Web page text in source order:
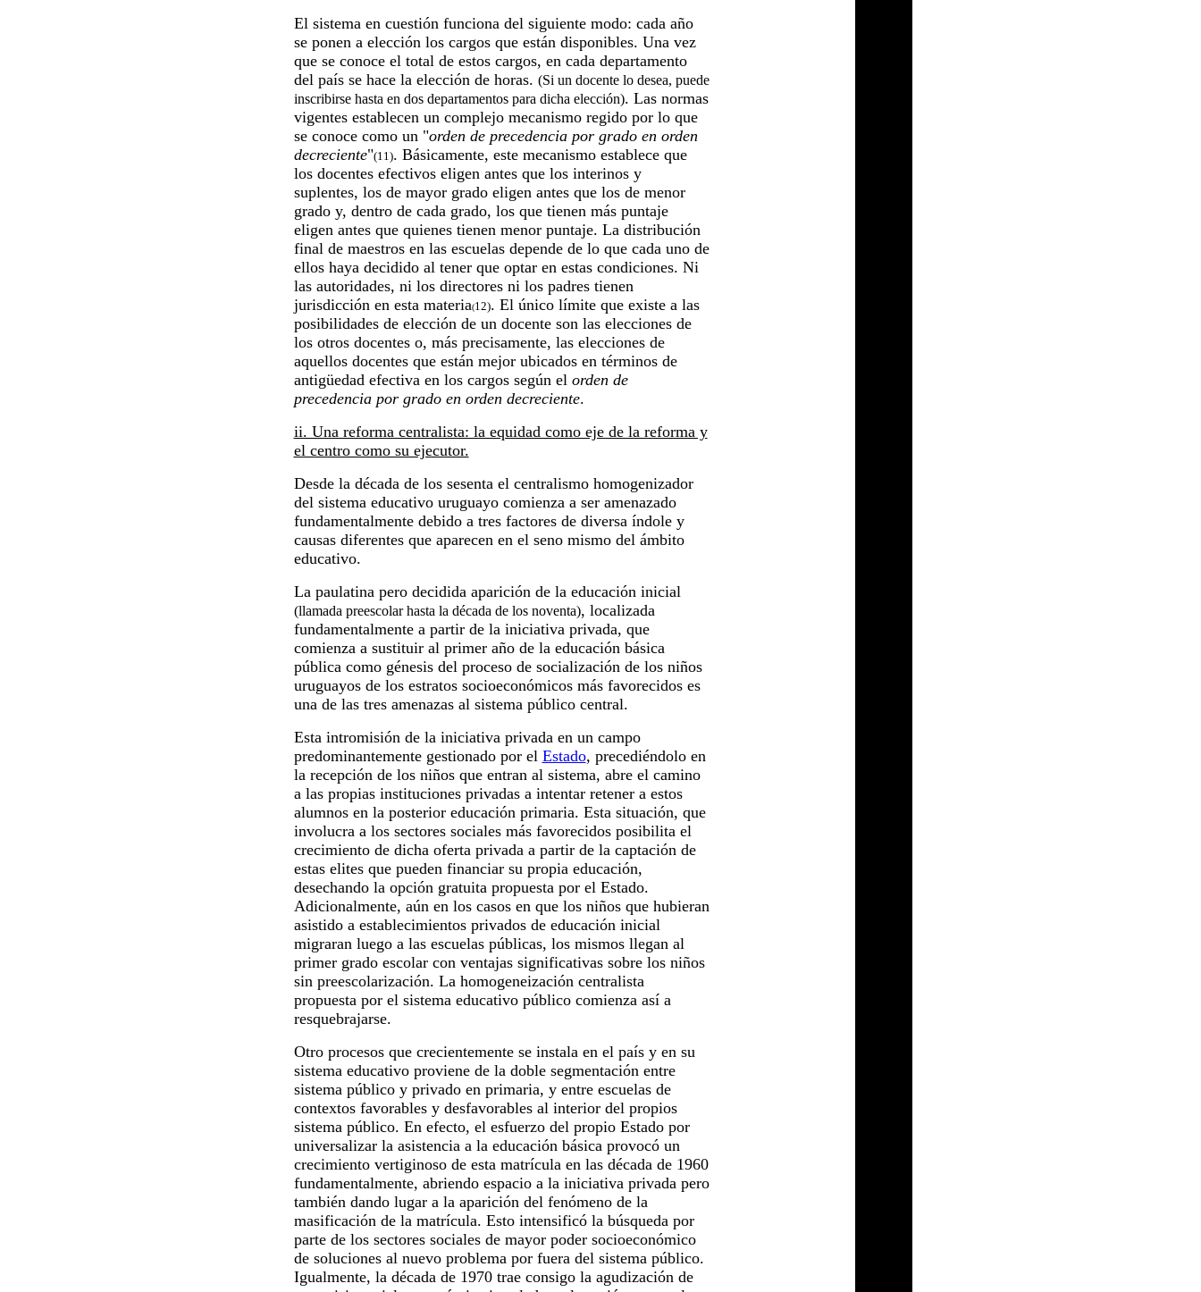
El sistema en cuestión funciona del siguiente modo: cada año
se ponen a elección los cargos que están disponibles. Una vez
que se conoce el total de estos cargos, en cada departamento
del país se hace la elección de horas. (Si un docente lo desea, puede
inscribirse hasta en dos departamentos para dicha elección). Las normas
vigentes establecen un complejo mecanismo regido por lo que
se conoce como un "orden de precedencia por grado en orden
decreciente"(11). Básicamente, este mecanismo establece que
los docentes efectivos eligen antes que los interinos y
suplentes, los de mayor grado eligen antes que los de menor
grado y, dentro de cada grado, los que tienen más puntaje
eligen antes que quienes tienen menor puntaje. La distribución
final de maestros en las escuelas depende de lo que cada uno de
ellos haya decidido al tener que optar en estas condiciones. Ni
las autoridades, ni los directores ni los padres tienen
jurisdicción en esta materia(12). El único límite que existe a las
posibilidades de elección de un docente son las elecciones de
los otros docentes o, más precisamente, las elecciones de
aquellos docentes que están mejor ubicados en términos de
antigüedad efectiva en los cargos según el orden de
precedencia por grado en orden decreciente.
ii. Una reforma centralista: la equidad como eje de la reforma y
el centro como su ejecutor.
Desde la década de los sesenta el centralismo homogenizador
del sistema educativo uruguayo comienza a ser amenazado
fundamentalmente debido a tres factores de diversa índole y
causas diferentes que aparecen en el seno mismo del ámbito
educativo.
La paulatina pero decidida aparición de la educación inicial
(llamada preescolar hasta la década de los noventa), localizada
fundamentalmente a partir de la iniciativa privada, que
comienza a sustituir al primer año de la educación básica
pública como génesis del proceso de socialización de los niños
uruguayos de los estratos socioeconómicos más favorecidos es
una de las tres amenazas al sistema público central.
Esta intromisión de la iniciativa privada en un campo
predominantemente gestionado por el Estado, precediéndolo en
la recepción de los niños que entran al sistema, abre el camino
a las propias instituciones privadas a intentar retener a estos
alumnos en la posterior educación primaria. Esta situación, que
involucra a los sectores sociales más favorecidos posibilita el
crecimiento de dicha oferta privada a partir de la captación de
estas elites que pueden financiar su propia educación,
desechando la opción gratuita propuesta por el Estado.
Adicionalmente, aún en los casos en que los niños que hubieran
asistido a establecimientos privados de educación inicial
migraran luego a las escuelas públicas, los mismos llegan al
primer grado escolar con ventajas significativas sobre los niños
sin preescolarización. La homogeneización centralista
propuesta por el sistema educativo público comienza así a
resquebrajarse.
Otro procesos que crecientemente se instala en el país y en su
sistema educativo proviene de la doble segmentación entre
sistema público y privado en primaria, y entre escuelas de
contextos favorables y desfavorables al interior del propios
sistema público. En efecto, el esfuerzo del propio Estado por
universalizar la asistencia a la educación básica provocó un
crecimiento vertiginoso de esta matrícula en las década de 1960
fundamentalmente, abriendo espacio a la iniciativa privada pero
también dando lugar a la aparición del fenómeno de la
masificación de la matrícula. Esto intensificó la búsqueda por
parte de los sectores sociales de mayor poder socioeconómico
de soluciones al nuevo problema por fuera del sistema público.
Igualmente, la década de 1970 trae consigo la agudización de